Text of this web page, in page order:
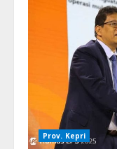
Prov. Kepri